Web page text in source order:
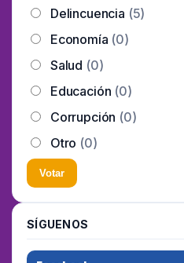
Delincuencia (5)
Economía (0)
Salud (0)
Educación (0)
Corrupción (0)
Otro (0)
Votar
SÍGUENOS